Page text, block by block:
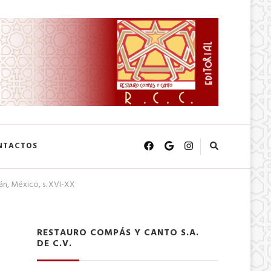
México, s. XVI-XX
RESTAURO COMPÁS Y CANTO S.A.
DE C.V.